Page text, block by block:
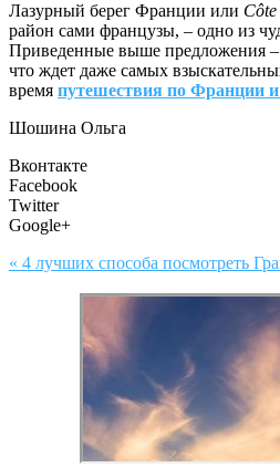
Лазурный берег Франции или Côte
район сами французы, – одно из
Приведенные выше предложения –
что ждет даже самых
время путешествия по Франции
Шошина Ольга
Вконтакте
Facebook
Twitter
Google+
« 4 лучших способа посмотреть